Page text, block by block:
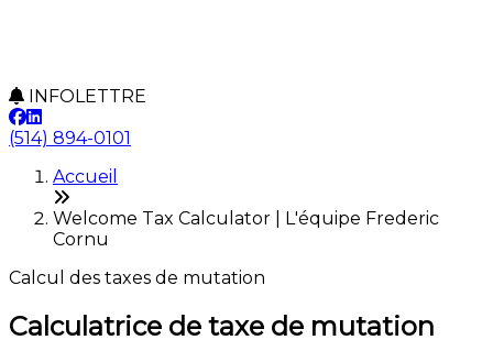
INFOLETTRE
(514) 894-0101
Accueil
Welcome Tax Calculator | L'équipe Frederic
Cornu
Calcul des taxes de mutation
Calculatrice de taxe de mutation